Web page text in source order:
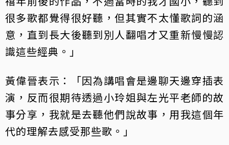
很多歌都覺得很好聽，但其實不太懂歌詞的涵
意，直到長大後聽到別人翻唱才又重新慢慢認
識這些經典。」
黃偉晉表示：「因為講唱會是邊聊天邊穿插表
演，反而很期待透過小玲姐與左光平老師的故
事分享，我就是去聽他們說故事，用我這個年
代的理解去感受那些歌。」